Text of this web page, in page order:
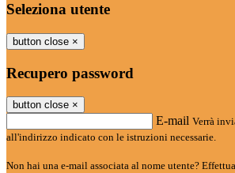
Seleziona utente
button close ×
Recupero password
button close ×
E-mail Verrà
all'indirizzo indicato con le istruzioni necessarie.
Non hai una e-mail associata al nome utente?